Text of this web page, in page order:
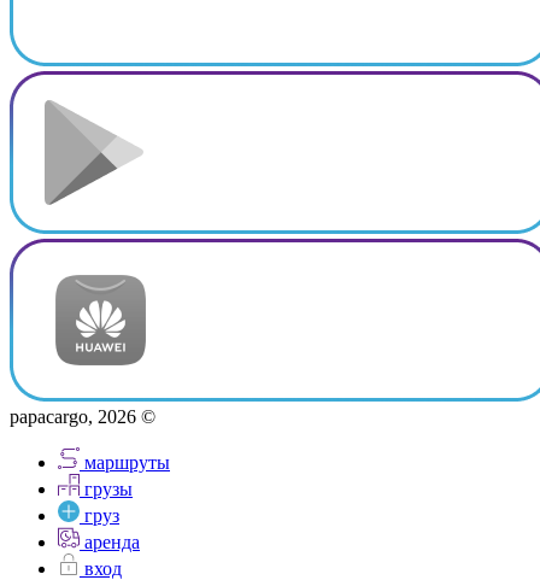
papacargo, 2026 ©
маршруты
грузы
груз
аренда
вход